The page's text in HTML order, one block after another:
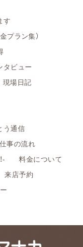
す
プラン集）
タビュー
現場日記
う通信
事の流れ
-
料金について
来店予約